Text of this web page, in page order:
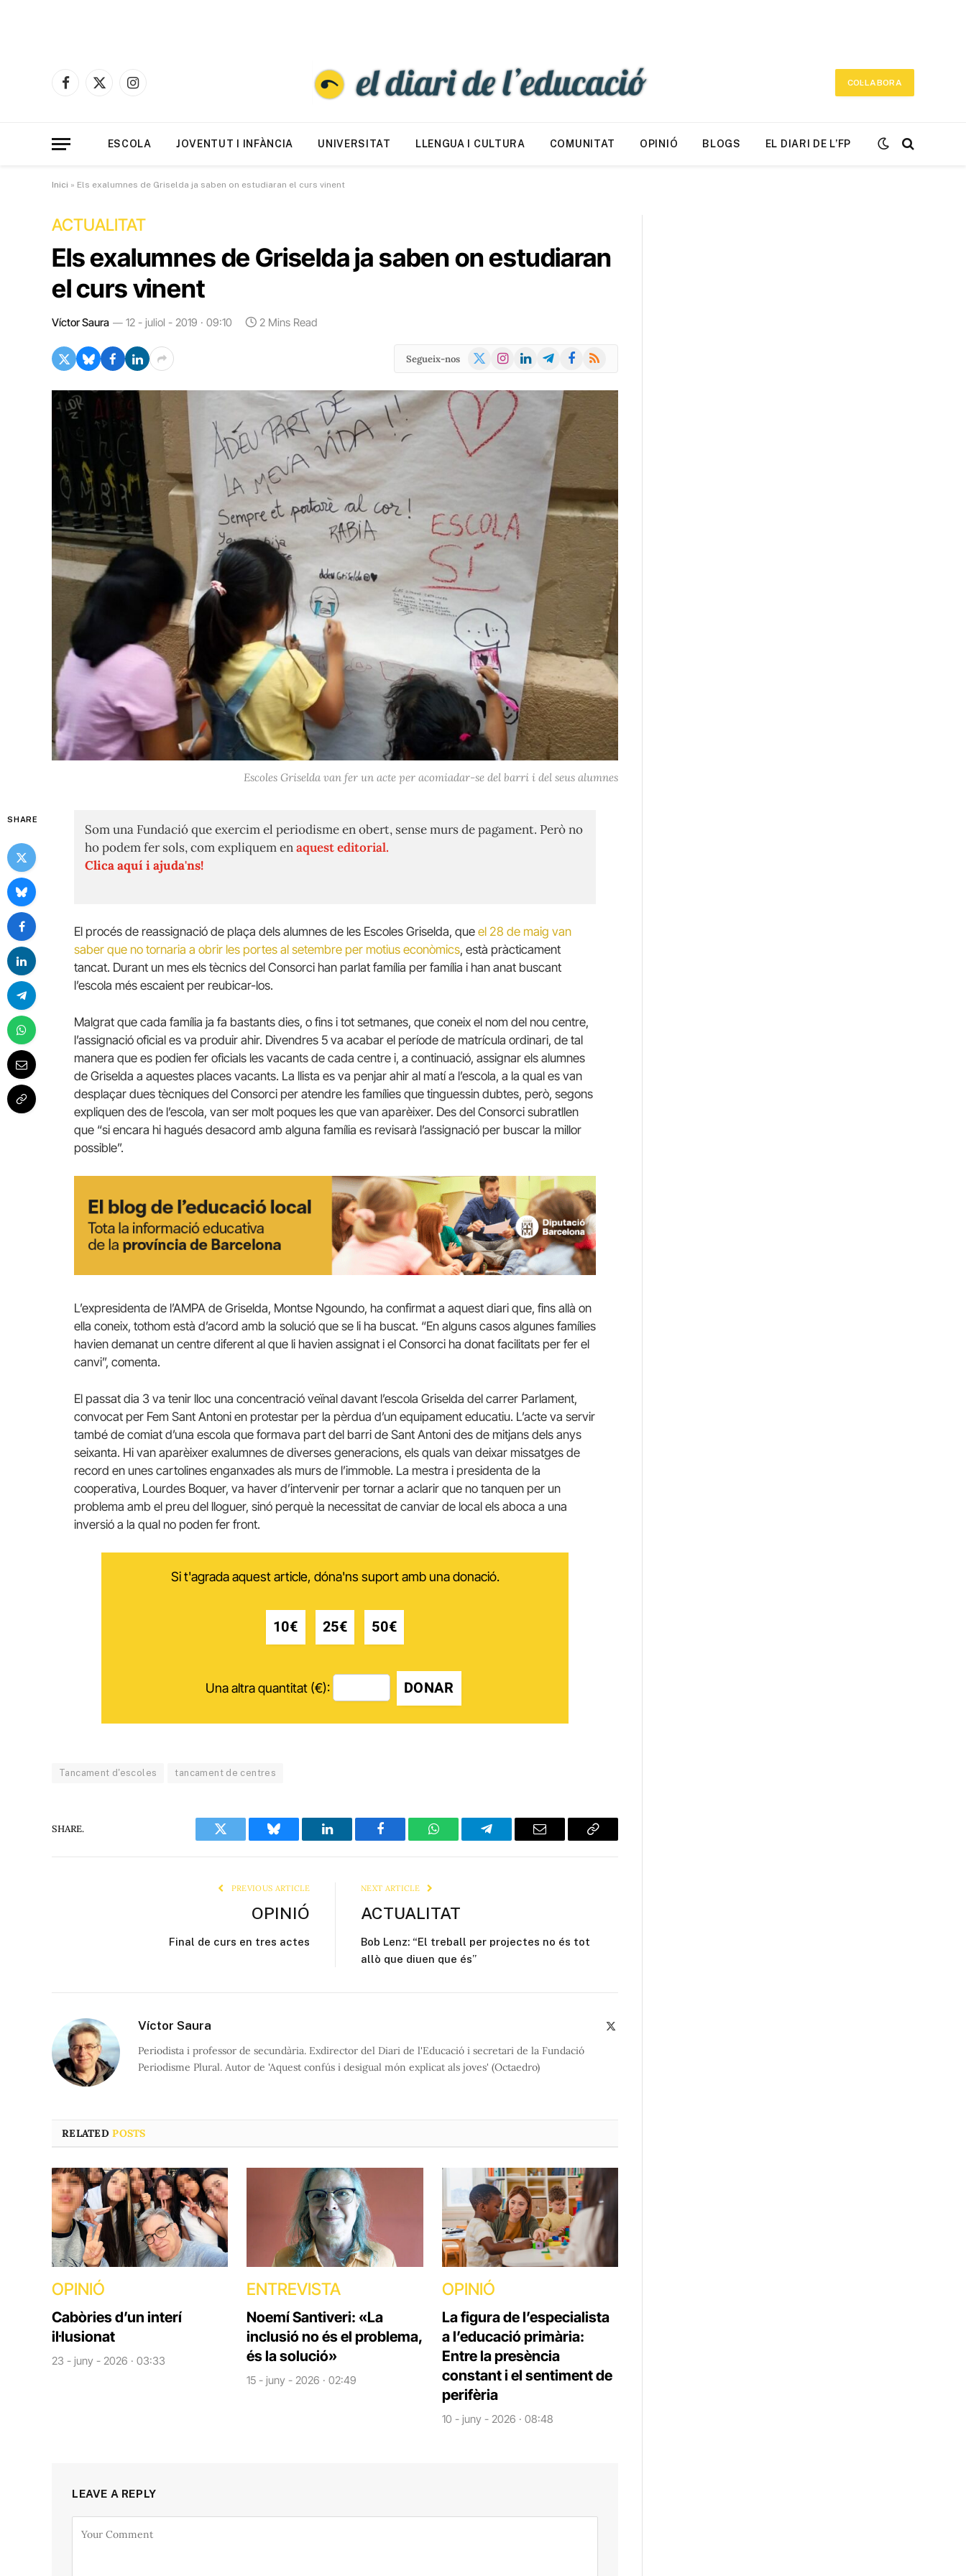
Facebook
X
Instagram
COL·LABORA
ESCOLA JOVENTUT I INFÀNCIA UNIVERSITAT LLENGUA I CULTURA COMUNITAT OPINIÓ BLOGS EL DIARI DE L’FP
Inici » Els exalumnes de Griselda ja saben on estudiaran el curs vinent
ACTUALITAT
Els exalumnes de Griselda ja saben on estudiaran
el curs vinent
Víctor Saura 12 - juliol - 2019 · 09:10 2 Mins Read
Segueix-nos
X
Instagram
LinkedInTelegramFacebook
RSS
Escoles Griselda van fer un acte per acomiadar-se del barri i del seus alumnes
SHARE
Som una Fundació que exercim el periodisme en obert, sense murs de pagament. Però no
ho podem fer sols, com expliquem enaquest editorial.
Clica aquí i ajuda'ns!
El procés de reassignació de plaça dels alumnes de les Escoles Griselda, que el 28 de maig van
saber que no tornaria a obrir les portes al setembre per motius econòmics, està pràcticament
tancat. Durant un mes els tècnics del Consorci han parlat família per família i han anat buscant
l’escola més escaient per reubicar-los.
Malgrat que cada família ja fa bastants dies, o fins i tot setmanes, que coneix el nom del nou centre,
l’assignació oficial es va produir ahir. Divendres 5 va acabar el període de matrícula ordinari, de tal
manera que es podien fer oficials les vacants de cada centre i, a continuació, assignar els alumnes
de Griselda a aquestes places vacants. La llista es va penjar ahir al matí a l’escola, a la qual es van
desplaçar dues tècniques del Consorci per atendre les famílies que tinguessin dubtes, però, segons
expliquen des de l’escola, van ser molt poques les que van aparèixer. Des del Consorci subratllen
que “si encara hi hagués desacord amb alguna família es revisarà l’assignació per buscar la millor
possible”.
L’expresidenta de l’AMPA de Griselda, Montse Ngoundo, ha confirmat a aquest diari que, fins allà on
ella coneix, tothom està d’acord amb la solució que se li ha buscat. “En alguns casos algunes famílies
havien demanat un centre diferent al que li havien assignat i el Consorci ha donat facilitats per fer el
canvi”, comenta.
El passat dia 3 va tenir lloc una concentració veïnal davant l’escola Griselda del carrer Parlament,
convocat per Fem Sant Antoni en protestar per la pèrdua d’un equipament educatiu. L’acte va servir
també de comiat d’una escola que formava part del barri de Sant Antoni des de mitjans dels anys
seixanta. Hi van aparèixer exalumnes de diverses generacions, els quals van deixar missatges de
record en unes cartolines enganxades als murs de l’immoble. La mestra i presidenta de la
cooperativa, Lourdes Boquer, va haver d’intervenir per tornar a aclarir que no tanquen per un
problema amb el preu del lloguer, sinó perquè la necessitat de canviar de local els aboca a una
inversió a la qual no poden fer front.
Si t'agrada aquest article, dóna'ns suport amb una donació.
10€ 25€ 50€
Una altra quantitat (€): DONAR
Tancament d'escoles tancament de centres
SHARE.
Twitter Bluesky LinkedIn Facebook WhatsAppTelegram Email
Copy
PREVIOUS ARTICLE
OPINIÓ
Final de curs en tres actes
NEXT ARTICLE
ACTUALITAT
Bob Lenz: “El treball per projectes no és tot
allò que diuen que és”
Víctor Saura
Periodista i professor de secundària. Exdirector del Diari de l'Educació i secretari de la Fundació
Periodisme Plural. Autor de 'Aquest confús i desigual món explicat als joves' (Octaedro)
RELATEDPOSTS
OPINIÓ
Cabòries d’un interí
il·lusionat
23 - juny - 2026 · 03:33
ENTREVISTA
Noemí Santiveri: «La
inclusió no és el problema,
és la solució»
15 - juny - 2026 · 02:49
OPINIÓ
La figura de l’especialista
a l’educació primària:
Entre la presència
constant i el sentiment de
perifèria
10 - juny - 2026 · 08:48
LEAVE A REPLY